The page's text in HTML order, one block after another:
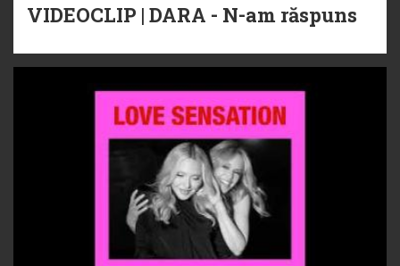
VIDEOCLIP | DARA - N-am răspuns